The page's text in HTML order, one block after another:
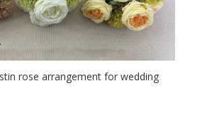
rose arrangement for wedding